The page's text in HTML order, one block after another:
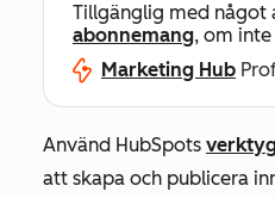
Tillgänglig med något
abonnemang, om
Marketing Hub
Använd HubSpots
att skapa och publicera